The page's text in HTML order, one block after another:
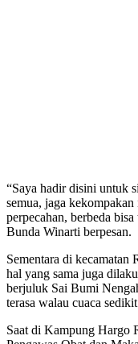
“Saya hadir disini untuk
semua, jaga
perpecahan, berbeda
Bunda Winarti berpesan.
Sementara di
hal yang sama juga
berjuluk Sai Bumi
terasa walau cuaca
Saat di Kampung Hargo